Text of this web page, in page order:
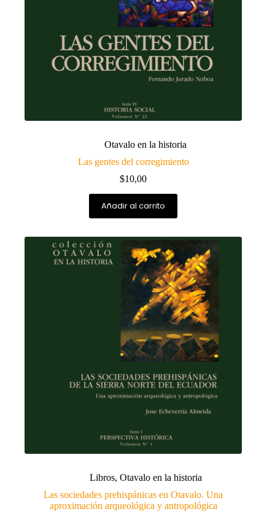
Otavalo en la historia
Las gentes del corregimiento
$10,00
Añadir al carrito
Libros, Otavalo en la historia
Las sociedades prehispánicas en Otavalo. Una
aproximación arqueológica y antropológica